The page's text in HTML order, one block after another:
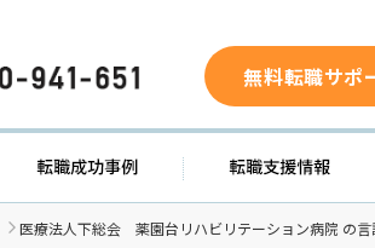
0120-941-651 無料転職サポ
検索 転職成功事例
医療法人下総会 薬園台リハビリテーション病院 の言